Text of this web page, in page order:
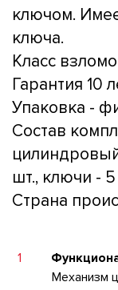
ключом.
ключа.
Класс
Гарантия 10
Упаковка -
Состав
шт., ключи - 5
Страна
1
Механизм